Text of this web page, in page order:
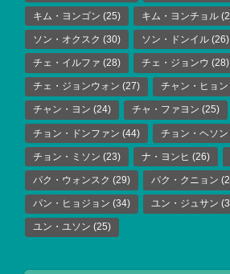
キム・ヨンゴン (25) キム・ヨンチョル
ソン・オクスク (30) ソン・ドンイル (26)
チェ・イルファ (28) チェ・ジョンウ (28)
チェ・ジョンウォン (27) チャン・ヒョン
チャン・ヨン (24) チャ・ファヨン (25)
チョン・ドンファン (44) チョン・ヘソン
チョン・ミソン (23) ナ・ヨンヒ (26)
パク・ウォンスク (29) パク・クニョン
パン・ヒョジョン (34) ユン・ジュサン
ユン・ユソン (25)